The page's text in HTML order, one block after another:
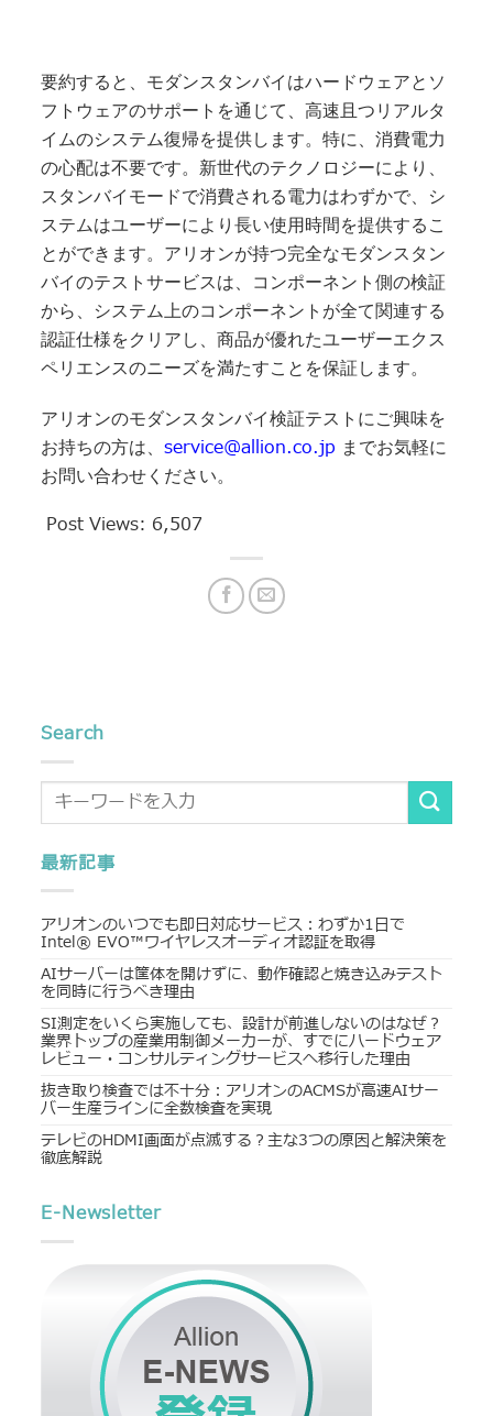
要約すると、モダンスタンバイはハードウェアとソ
フトウェアのサポートを通じて、高速且つリアルタ
イムのシステム復帰を提供します。特に、消費電力
の心配は不要です。新世代のテクノロジーにより、
スタンバイモードで消費される電力はわずかで、シ
ステムはユーザーにより長い使用時間を提供するこ
とができます。アリオンが持つ完全なモダンスタン
バイのテストサービスは、コンポーネント側の検証
から、システム上のコンポーネントが全て関連する
認証仕様をクリアし、商品が優れたユーザーエクス
ペリエンスのニーズを満たすことを保証します。
アリオンのモダンスタンバイ検証テストにご興味を
お持ちの方は、service@allion.co.jp までお気軽に
お問い合わせください。
Post Views: 6,507
Search
最新記事
アリオンのいつでも即日対応サービス：わずか1日で
Intel® EVO™ワイヤレスオーディオ認証を取得
AIサーバーは筐体を開けずに、動作確認と焼き込みテスト
を同時に行うべき理由
SI測定をいくら実施しても、設計が前進しないのはなぜ？
業界トップの産業用制御メーカーが、すでにハードウェア
レビュー・コンサルティングサービスへ移行した理由
抜き取り検査では不十分：アリオンのACMSが高速AIサー
バー生産ラインに全数検査を実現
テレビのHDMI画面が点滅する？主な3つの原因と解決策を
徹底解説
E-Newsletter